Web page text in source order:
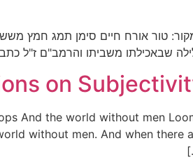
טור אורח חיים סימן תמג חמץ משש
שבאכילתו משביתו והרמב"ם ז"ל
on
And the world without men
without men. And when there